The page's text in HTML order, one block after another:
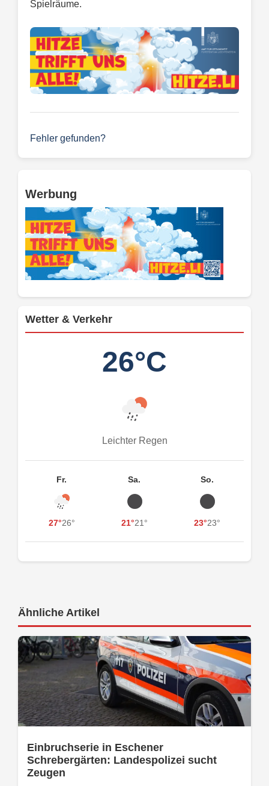
Spielräume.
Fehler gefunden?
Werbung
Wetter & Verkehr
26°C
Leichter Regen
Fr.
27°26°
Sa.
21°21°
So.
23°23°
Ähnliche Artikel
Einbruchserie in Eschener
Schrebergärten: Landespolizei sucht
Zeugen